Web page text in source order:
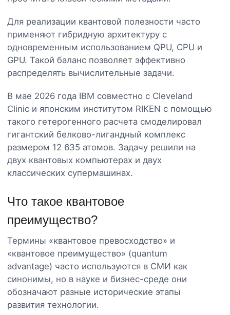
Для реализации квантовой полезности часто
применяют гибридную архитектуру с
одновременным использованием QPU, CPU и
GPU. Такой баланс позволяет эффективно
распределять вычислительные задачи.
В мае 2026 года IBM совместно с Cleveland
Clinic и японским институтом RIKEN с помощью
такого гетерогенного расчета смоделировал
гигантский белково-лигандный комплекс
размером 12 635 атомов. Задачу решили на
двух квантовых компьютерах и двух
классических супермашинах.
Что такое квантовое
преимущество?
Термины «квантовое превосходство» и
«квантовое преимущество» (quantum
advantage) часто используются в СМИ как
синонимы, но в науке и бизнес-среде они
обозначают разные исторические этапы
развития технологии.